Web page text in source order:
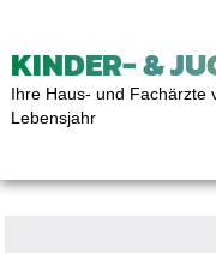
KINDER- &
Ihre Haus- und Fachärzte
Lebensjahr